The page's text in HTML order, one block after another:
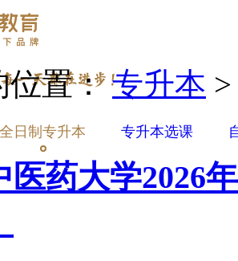
全日制专升本 专升本选课
位置：专升本
医药大学2026